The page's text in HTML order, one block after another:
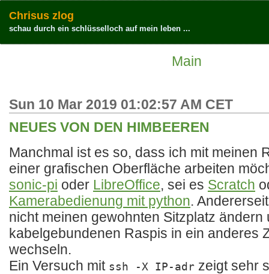
Chrisus zlog
schau durch ein schlüsselloch auf mein leben ...
Main
Sun 10 Mar 2019 01:02:57 AM CET
NEUES VON DEN HIMBEEREN
Manchmal ist es so, dass ich mit meinen
einer grafischen Oberfläche arbeiten
sonic-pi oder LibreOffice, sei es Scratch
Kamerabedienung mit python.
nicht meinen gewohnten Sitzplatz ändern
kabelgebundenen Raspis in ein anderes
wechseln.
Ein Versuch mit ssh -X IP-adr zeigt sehr